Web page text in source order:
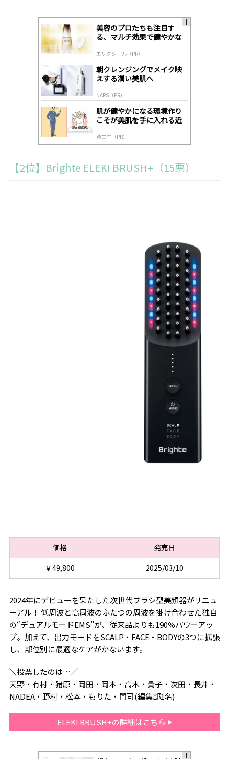
美容のプロたちも注目す
る、マルチ効果で健やかな
エリクシール（PR）
朝クレンジングでメイク映
えする潤い美肌へ
NARS（PR）
肌が健やかになる環境作り
こそが美肌を手に入れる近
資生堂（PR）
【2位】Brighte ELEKI BRUSH+（15票）
価格
発売日
￥49,800
2025/03/10
2024年にデビューを果たした次世代ブラシ型美顔器がリニュ
ーアル！ 低周波と高周波のふたつの周波を掛け合わせた独自
の“デュアルモードEMS”が、従来品よりも190％パワーアッ
プ。加えて、出力モードをSCALP・FACE・BODYの3つに拡張
し、部位別に最適なケアがかないます。
＼投票したのは…／
天野・有村・猪原・岡田・岡本・高木・貴子・次田・長井・
NADEA・野村・松本・もりた・門司(編集部1名)
ELEKI BRUSH+の詳細はこちら